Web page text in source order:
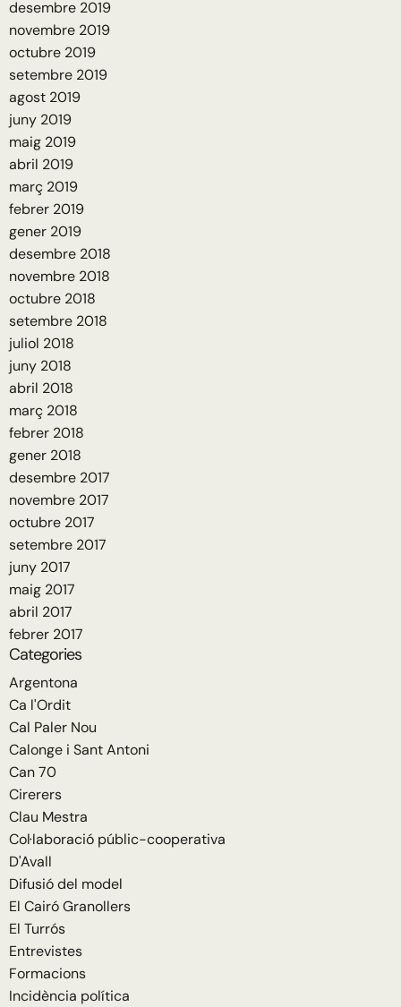
desembre 2019
novembre 2019
octubre 2019
setembre 2019
agost 2019
juny 2019
maig 2019
abril 2019
març 2019
febrer 2019
gener 2019
desembre 2018
novembre 2018
octubre 2018
setembre 2018
juliol 2018
juny 2018
abril 2018
març 2018
febrer 2018
gener 2018
desembre 2017
novembre 2017
octubre 2017
setembre 2017
juny 2017
maig 2017
abril 2017
febrer 2017
Categories
Argentona
Ca l'Ordit
Cal Paler Nou
Calonge i Sant Antoni
Can 70
Cirerers
Clau Mestra
Col·laboració públic-cooperativa
D'Avall
Difusió del model
El Cairó Granollers
El Turrós
Entrevistes
Formacions
Incidència política